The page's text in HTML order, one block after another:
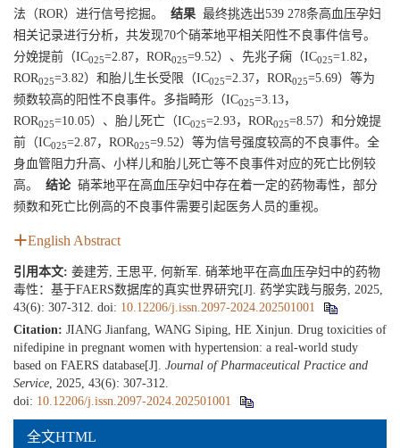
法（ROR）进行信号挖掘。
结果 最终挑选出539 278条高血压孕妇
相关记录进行分析，共发现70个硝苯地平相关阳性不良事件信号。
分娩提前（IC025=2.87，ROR025=9.52）、先兆子痫（IC025=1.82，
ROR025=3.82）和胎儿生长受限（IC025=2.37，ROR025=5.69）等为
频数较高的阳性不良事件。多指畸形（IC025=3.13，
ROR025=10.05）、胎儿死亡（IC025=2.93，ROR025=8.57）和分娩提
前（IC025=2.87，ROR025=9.52）等为信号强度较高的不良事件。全
身血管阻力升高、小样儿和胎儿死亡等不良事件对应的死亡比例较
高。
结论硝苯地平在高血压孕妇中存在着一定的药物毒性，部分
频数和死亡比例高的不良事件需要引起医务人员的重视。
English Abstract
引用本文: 姜建芳, 王思平, 何新军. 硝苯地平在高血压孕妇中的药物
毒性：基于FAERS数据库的真实世界研究[J]. 药学实践与服务, 2025,
43(6): 307-312. doi: 10.12206/j.issn.2097-2024.202501001
Citation: JIANG Jianfang, WANG Siping, HE Xinjun. Drug toxicities of
nifedipine in pregnant women with hypertension: a real-world study
based on FAERS database[J]. Journal of Pharmaceutical Practice and
Service , 2025, 43(6): 307-312.
doi: 10.12206/j.issn.2097-2024.202501001
全文HTML